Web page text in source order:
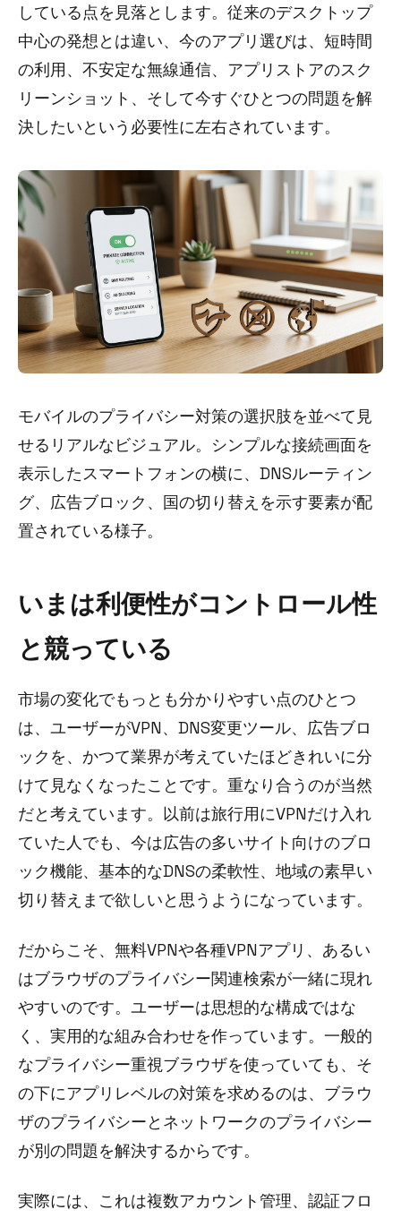
している点を見落とします。従来のデスクトップ
中心の発想とは違い、今のアプリ選びは、短時間
の利用、不安定な無線通信、アプリストアのスク
リーンショット、そして今すぐひとつの問題を解
決したいという必要性に左右されています。
モバイルのプライバシー対策の選択肢を並べて見
せるリアルなビジュアル。シンプルな接続画面を
表示したスマートフォンの横に、DNSルーティン
グ、広告ブロック、国の切り替えを示す要素が配
置されている様子。
いまは利便性がコントロール性
と競っている
市場の変化でもっとも分かりやすい点のひとつ
は、ユーザーがVPN、DNS変更ツール、広告ブロ
ックを、かつて業界が考えていたほどきれいに分
けて見なくなったことです。重なり合うのが当然
だと考えています。以前は旅行用にVPNだけ入れ
ていた人でも、今は広告の多いサイト向けのブロ
ック機能、基本的なDNSの柔軟性、地域の素早い
切り替えまで欲しいと思うようになっています。
だからこそ、無料VPNや各種VPNアプリ、あるい
はブラウザのプライバシー関連検索が一緒に現れ
やすいのです。ユーザーは思想的な構成ではな
く、実用的な組み合わせを作っています。一般的
なプライバシー重視ブラウザを使っていても、そ
の下にアプリレベルの対策を求めるのは、ブラウ
ザのプライバシーとネットワークのプライバシー
が別の問題を解決するからです。
実際には、これは複数アカウント管理、認証フロ